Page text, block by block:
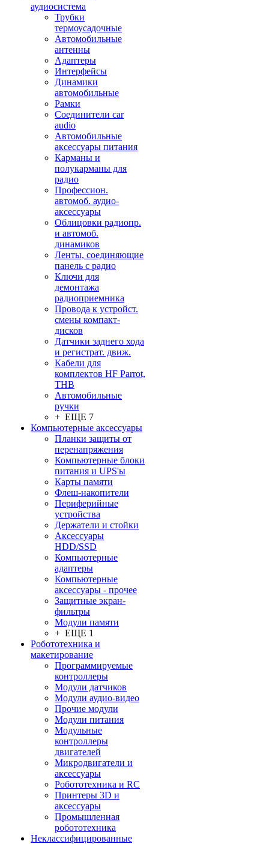
аудиосистема
Трубки
термоусадочные
Автомобильные
антенны
Адаптеры
Интерфейсы
Динамики
автомобильные
Рамки
Соединители car
audio
Автомобильные
аксессуары питания
Карманы и
полукарманы для
радио
Профессион.
автомоб. аудио-
аксессуары
Облицовки радиопр.
и автомоб.
динамиков
Ленты, соединяющие
панель с радио
Ключи для
демонтажа
радиоприемника
Провода к устройст.
смены компакт-
дисков
Датчики заднего хода
и регистрат. движ.
Кабели для
комплектов HF Parrot,
THB
Автомобильные
ручки
+ ЕЩЕ 7
Компьютерные аксессуары
Планки защиты от
перенапряжения
Компьютерные блоки
питания и UPS'ы
Карты памяти
Флеш-накопители
Периферийные
устройства
Держатели и стойки
Аксессуары
HDD/SSD
Компьютерные
адаптеры
Компьютерные
аксессуары - прочее
Защитные экран-
фильтры
Модули памяти
+ ЕЩЕ 1
Робототехника и
макетирование
Программируемые
контроллеры
Модули датчиков
Модули аудио-видео
Прочие модули
Модули питания
Модульные
контроллеры
двигателей
Микродвигатели и
аксессуары
Робототехника и RC
Принтеры 3D и
аксессуары
Промышленная
робототехника
Неклассифицированные